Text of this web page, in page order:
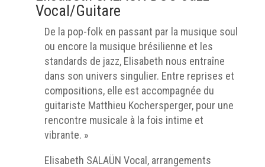
Vocal/Guitare
De la pop-folk en passant par la musique soul
ou encore la musique brésilienne et les
standards de jazz, Elisabeth nous entraîne
dans son univers singulier. Entre reprises et
compositions, elle est accompagnée du
guitariste Matthieu Kochersperger, pour une
rencontre musicale à la fois intime et
vibrante. »
Elisabeth SALAÜN Vocal, arrangements